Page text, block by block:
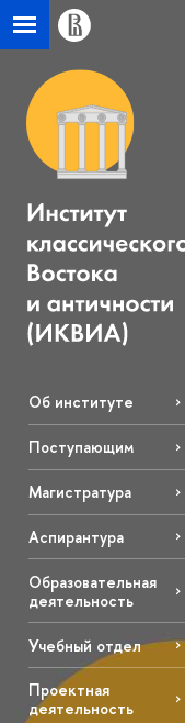
Об институте
Поступающим
Магистратура
Аспирантура
Образовательная
деятельность
Учебный отдел
Проектная
деятельность